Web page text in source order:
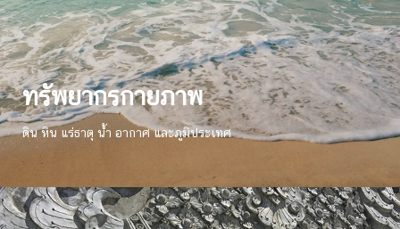
ทรัพยากรกายภาพ
ดิน หิน แร่ธาตุ น้ำ อากาศ และภูมิประเทศ